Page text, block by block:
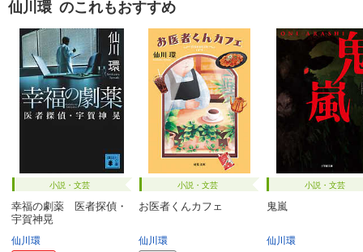
仙川環 のこれもおすすめ
小説・文芸
幸福の劇薬 医者探偵・
宇賀神晃
仙川環
小説・文芸
お医者くんカフェ
仙川環
小説・文芸
鬼嵐
仙川環